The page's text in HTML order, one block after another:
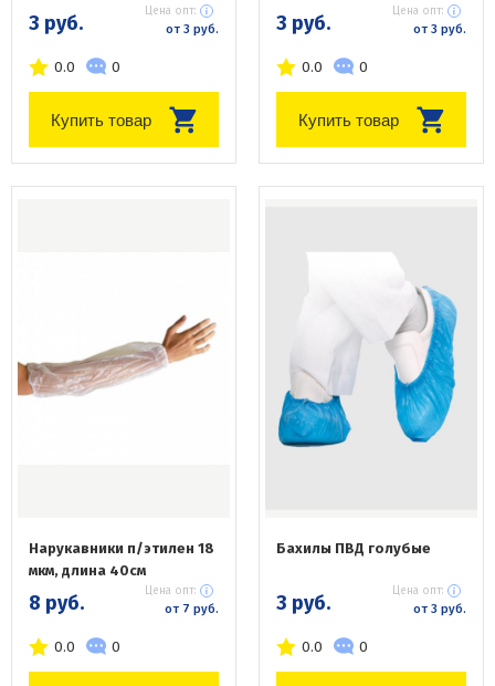
3 руб. Цена опт:
от 3 руб.
0.0 0
Купить товар
3 руб. Цена опт:
от 3 руб.
0.0 0
Купить товар
Нарукавники п/этилен 18
мкм, длина 40см
8 руб. Цена опт:
от 7 руб.
0.0 0
Бахилы ПВД голубые
3 руб. Цена опт:
от 3 руб.
0.0 0